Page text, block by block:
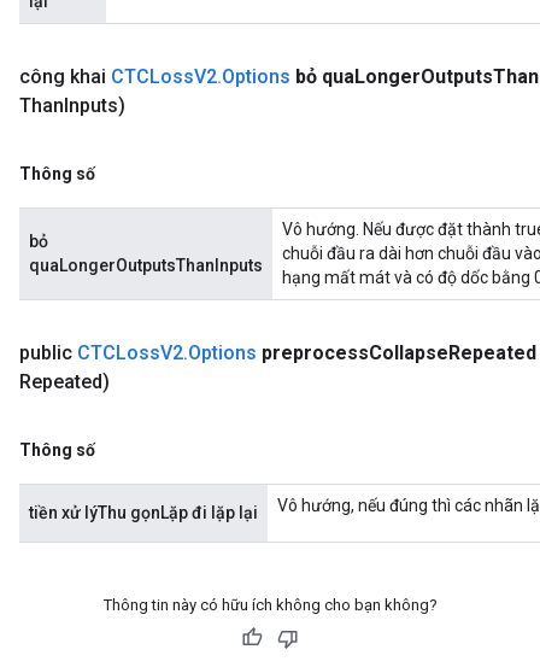
công khai CTCLossV2.Options bỏ quaLongerOutputsThan
ThanInputs)
Thông số
bỏ
quaLongerOutputsThanInputs
Vô hướng. Nếu được đặt thành
chuỗi đầu ra dài hơn chuỗi đầu
hạng mất mát và có độ dốc bằng
public CTCLossV2.Options preprocessCollapseRepeated
Repeated)
Thông số
tiền xử lýThu gọnLặp đi lặp lại Vô hướng, nếu đúng thì các nhãn
Thông tin này có hữu ích không cho bạn không?